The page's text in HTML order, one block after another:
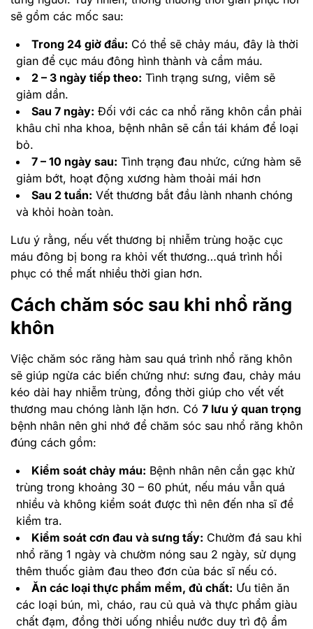
sẽ gồm các mốc sau:
Trong 24 giờ đầu: Có thể sẽ chảy máu, đây là thời
gian để cục máu đông hình thành và cầm máu.
2 – 3 ngày tiếp theo: Tình trạng sưng, viêm sẽ
giảm dần.
Sau 7 ngày: Đối với các ca nhổ răng khôn cần phải
khâu chỉ nha khoa, bệnh nhân sẽ cần tái khám để loại
bỏ.
7 – 10 ngày sau: Tình trạng đau nhức, cứng hàm sẽ
giảm bớt, hoạt động xương hàm thoải mái hơn
Sau 2 tuần: Vết thương bắt đầu lành nhanh chóng
và khỏi hoàn toàn.
Lưu ý rằng, nếu vết thương bị nhiễm trùng hoặc cục
máu đông bị bong ra khỏi vết thương…quá trình hồi
phục có thể mất nhiều thời gian hơn.
Cách chăm sóc sau khi nhổ răng
khôn
Việc chăm sóc răng hàm sau quá trình nhổ răng khôn
sẽ giúp ngừa các biến chứng như: sưng đau, chảy máu
kéo dài hay nhiễm trùng, đồng thời giúp cho vết vết
thương mau chóng lành lặn hơn. Có 7 lưu ý quan trọng
bệnh nhân nên ghi nhớ để chăm sóc sau nhổ răng khôn
đúng cách gồm:
Kiểm soát chảy máu: Bệnh nhân nên cắn gạc khử
trùng trong khoảng 30 – 60 phút, nếu máu vẫn quá
nhiều và không kiểm soát được thì nên đến nha sĩ để
kiểm tra.
Kiểm soát cơn đau và sưng tấy: Chườm đá sau khi
nhổ răng 1 ngày và chườm nóng sau 2 ngày, sử dụng
thêm thuốc giảm đau theo đơn của bác sĩ nếu có.
Ăn các loại thực phẩm mềm, đủ chất: Ưu tiên ăn
các loại bún, mì, cháo, rau củ quả và thực phẩm giàu
chất đạm, đồng thời uống nhiều nước duy trì độ ẩm